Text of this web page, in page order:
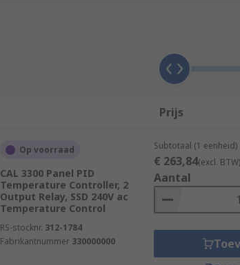
Prijs
Op voorraad
CAL 3300 Panel PID
Temperature Controller, 2
Output Relay, SSD 240V ac
Temperature Control
RS-stocknr. 312-1784
Fabrikantnummer 330000000
Subtotaal (1 eenheid)
€ 263,84(excl. BTW)
Aantal